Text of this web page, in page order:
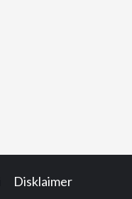
Disklaimer